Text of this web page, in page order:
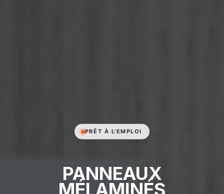
PRÊT À L'EMPLOI
PANNEAUX
MÉLAMINÉS